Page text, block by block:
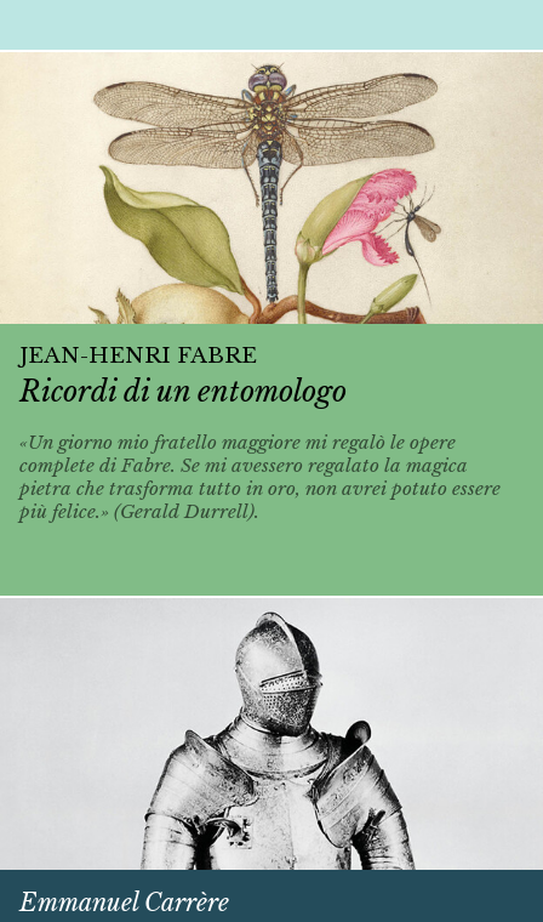
JEAN-HENRI FABRE
Ricordi di un entomologo
«Un giorno mio fratello maggiore mi regalò le opere
complete di Fabre. Se mi avessero regalato la magica
pietra che trasforma tutto in oro, non avrei potuto essere
più felice.» (Gerald Durrell).
Emmanuel Carrère